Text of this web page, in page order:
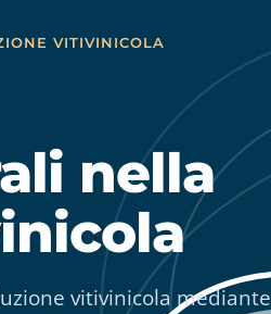
VITIVINICOLA
nella
vitivinicola mediante